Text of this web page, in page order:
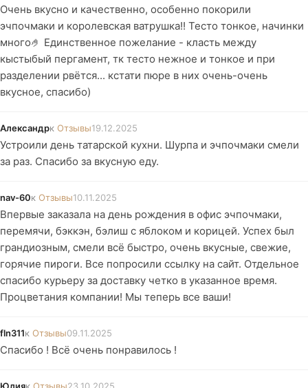
Очень вкусно и качественно, особенно покорили
эчпочмаки и королевская ватрушка!! Тесто тонкое, начинки
много🤌 Единственное пожелание - класть между
кыстыбый пергамент, тк тесто нежное и тонкое и при
разделении рвётся... кстати пюре в них очень-очень
вкусное, спасибо)
Александрк Отзывы19.12.2025
Устроили день татарской кухни. Шурпа и эчпочмаки смели
за раз. Спасибо за вкусную еду.
nav-60к Отзывы10.11.2025
Впервые заказала на день рождения в офис эчпочмаки,
перемячи, бэккэн, бэлиш с яблоком и корицей. Успех был
грандиозным, смели всё быстро, очень вкусные, свежие,
горячие пироги. Все попросили ссылку на сайт. Отдельное
спасибо курьеру за доставку четко в указанное время.
Процветания компании! Мы теперь все ваши!
fln311к Отзывы09.11.2025
Спасибо ! Всё очень понравилось !